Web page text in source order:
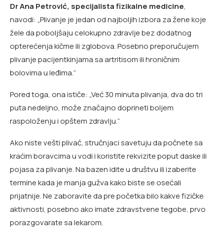
Dr Ana Petrović, specijalista fizikalne medicine,
navodi: „Plivanje je jedan od najboljih izbora za žene koje
žele da poboljšaju celokupno zdravlje bez dodatnog
opterećenja kičme ili zglobova. Posebno preporučujem
plivanje pacijentkinjama sa artritisom ili hroničnim
bolovima u leđima.“
Pored toga, ona ističe: „Već 30 minuta plivanja, dva do tri
puta nedeljno, može značajno doprineti boljem
raspoloženju i opštem zdravlju.“
Ako niste vešti plivač, stručnjaci savetuju da počnete sa
kraćim boravcima u vodi i koristite rekvizite poput daske ili
pojasa za plivanje. Na bazen idite u društvu ili izaberite
termine kada je manja gužva kako biste se osećali
prijatnije. Ne zaboravite da pre početka bilo kakve fizičke
aktivnosti, posebno ako imate zdravstvene tegobe, prvo
porazgovarate sa lekarom.